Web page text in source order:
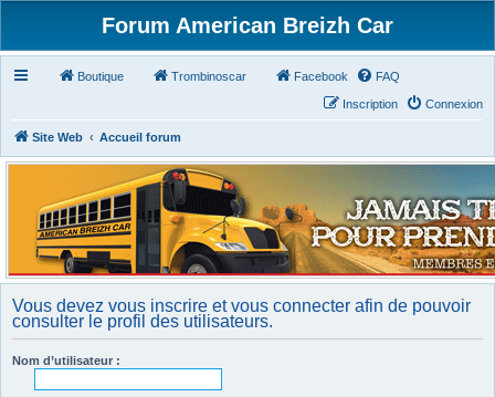
Forum American Breizh Car
Boutique Trombinoscar Facebook FAQ
Connexion
Inscription
Site Web Accueil forum
Vous devez vous inscrire et vous connecter afin de pouvoir
consulter le profil des utilisateurs.
Nom d’utilisateur :